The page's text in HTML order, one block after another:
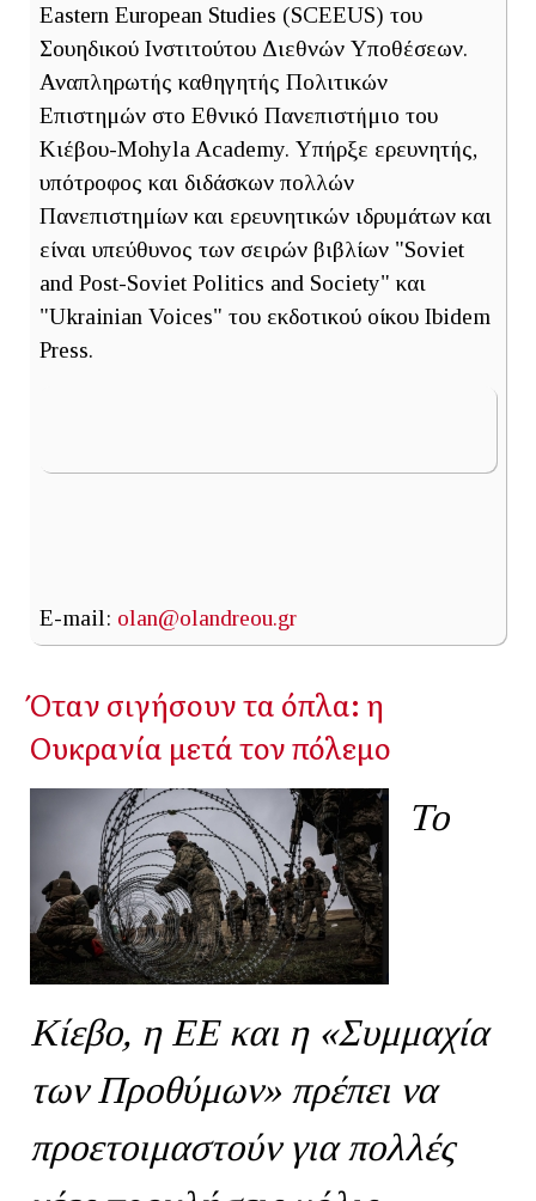
Eastern European Studies (SCEEUS) του
Σουηδικού Ινστιτούτου Διεθνών Υποθέσεων.
Αναπληρωτής καθηγητής Πολιτικών
Επιστημών στο Εθνικό Πανεπιστήμιο του
Κιέβου-Mohyla Academy. Υπήρξε ερευνητής,
υπότροφος και διδάσκων πολλών
Πανεπιστημίων και ερευνητικών ιδρυμάτων και
είναι υπεύθυνος των σειρών βιβλίων "Soviet
and Post-Soviet Politics and Society" και
"Ukrainian Voices" του εκδοτικού οίκου Ibidem
Press.
E-mail: olan@olandreou.gr
Όταν σιγήσουν τα όπλα: η
Ουκρανία μετά τον πόλεμο
Το
Κίεβο, η ΕΕ και η «Συμμαχία
των Προθύμων» πρέπει να
προετοιμαστούν για πολλές